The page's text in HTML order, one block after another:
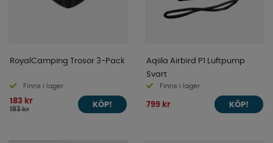
RoyalCamping Trosor 3-Pack
Finns i lager
183 kr
193 kr
KÖP!
Aqiila Airbird P1 Luftpump
Svart
Finns i lager
799 kr KÖP!